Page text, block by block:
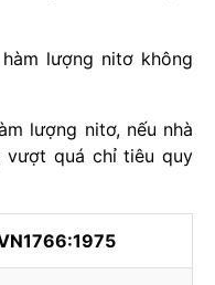
lượng nitơ không
lượng nitơ, nếu nhà
vượt quá chỉ tiêu quy